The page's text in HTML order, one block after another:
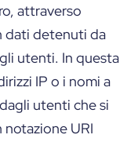
attraverso
dati detenuti da
utenti. In questa
IP o i nomi a
utenti che si
URI